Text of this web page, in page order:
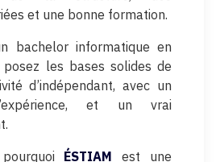
et une bonne formation.
bachelor informatique en
les bases solides de
d’indépendant, avec un
et un vrai
ÉSTIAM est une